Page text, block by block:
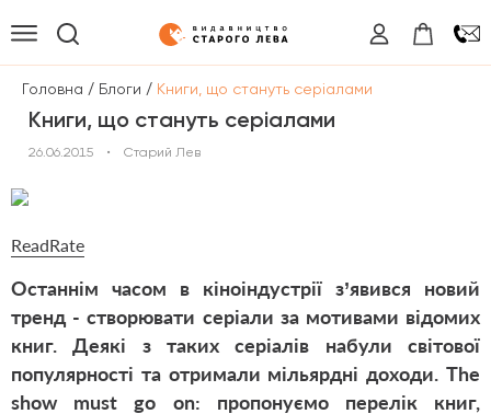
Головна / Блоги / Книги, що стануть серіалами
Книги, що стануть серіалами
26.06.2015 • Старий Лев
ReadRate
Останнім часом в кіноіндустрії з’явився новий
тренд - створювати серіали за мотивами відомих
книг. Деякі з таких серіалів набули світової
популярності та отримали мільярдні доходи. The
show must go on: пропонуємо перелік книг,